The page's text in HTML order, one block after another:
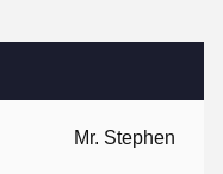
Mr. Stephen